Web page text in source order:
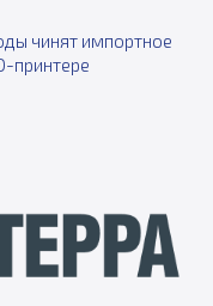
чинят импортное
принтере